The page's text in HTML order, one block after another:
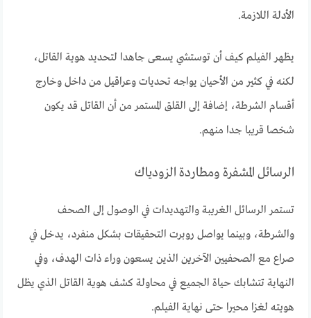
الأدلة اللازمة.
يظهر الفيلم كيف أن توستشي يسعى جاهدا لتحديد هوية القاتل،
لكنه في كثير من الأحيان يواجه تحديات وعراقيل من داخل وخارج
أقسام الشرطة، إضافة إلى القلق المستمر من أن القاتل قد يكون
شخصا قريبا جدا منهم.
الرسائل المشفرة ومطاردة الزودياك
تستمر الرسائل الغريبة والتهديدات في الوصول إلى الصحف
والشرطة، وبينما يواصل روبرت التحقيقات بشكل منفرد، يدخل في
صراع مع الصحفيين الآخرين الذين يسعون وراء ذات الهدف، وفي
النهاية تتشابك حياة الجميع في محاولة كشف هوية القاتل الذي يظل
هويته لغزا محيرا حتى نهاية الفيلم.